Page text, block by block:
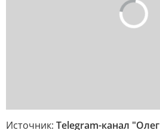
Источник: Telegram-канал